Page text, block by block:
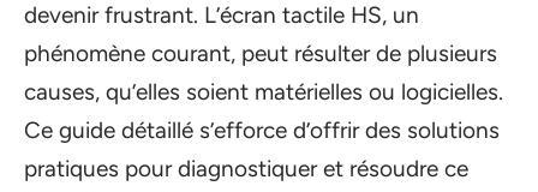
devenir frustrant. L’écran tactile HS, un
phénomène courant, peut résulter de plusieurs
causes, qu’elles soient matérielles ou logicielles.
Ce guide détaillé s’efforce d’offrir des solutions
pratiques pour diagnostiquer et résoudre ce